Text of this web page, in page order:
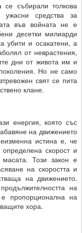
събирали толкова
ужасни средства за
във войната не е
десетки милиарди
убити и осакатени, а
от неврастения,
дни от живота им и
Но не само
свят се пита
клане.
енергия, която със
на движението
истина е, че
скорост и
Този закон е
на скоростта и
на движението.
на
пропорционална на
хора.